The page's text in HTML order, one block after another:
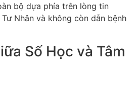
bộ dựa phía trên lòng tin
Nhân và không còn dẫn bệnh
Số Học và Tâm